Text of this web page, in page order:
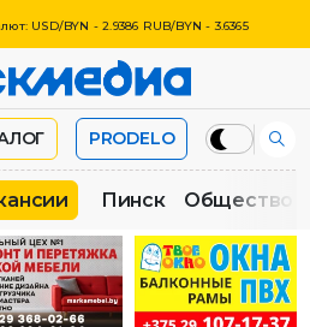
USD/BYN - 2.9386 RUB/BYN - 3.6365
PRODELO
Пинск Общество